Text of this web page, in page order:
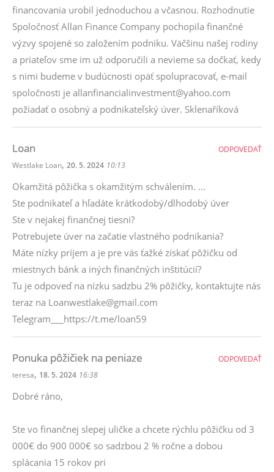
financovania urobil jednoduchou a včasnou. Rozhodnutie
Spoločnosť Allan Finance Company pochopila finančné
výzvy spojené so založením podniku. Väčšinu našej rodiny
a priateľov sme im už odporučili a nevieme sa dočkať, kedy
s nimi budeme v budúcnosti opäť spolupracovať, e-mail
spoločnosti je allanfinancialinvestment@yahoo.com
požiadať o osobný a podnikateľský úver. Sklenaříková
Loan
Westlake Loan, 20. 5. 2024 10:13
Okamžitá pôžička s okamžitým schválením. ...
Ste podnikateľ a hľadáte krátkodobý/dlhodobý úver
Ste v nejakej finančnej tiesni?
Potrebujete úver na začatie vlastného podnikania?
Máte nízky príjem a je pre vás ťažké získať pôžičku od
miestnych bánk a iných finančných inštitúcií?
Tu je odpoveď na nízku sadzbu 2% pôžičky, kontaktujte nás
teraz na Loanwestlake@gmail.com
Telegram___https://t.me/loan59
ODPOVEDAŤ
Ponuka pôžičiek na peniaze
teresa, 18. 5. 2024 16:38
Dobré ráno,
Ste vo finančnej slepej uličke a chcete rýchlu pôžičku od 3
000€ do 900 000€ so sadzbou 2 % ročne a dobou
splácania 15 rokov pri
ODPOVEDAŤ